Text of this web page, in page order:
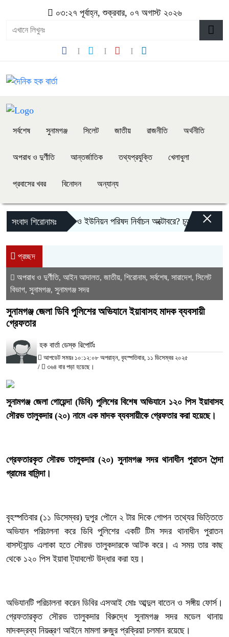
০৩:২৭ পূর্বাহ্ন, শুক্রবার, ০৭ অগাস্ট ২০২৬
সর্বশেষ সুনামগঞ্জ সিলেট জাতীয় রাজনীতি অর্থনীতি
অপরাধ ও দুর্ণীতি আন্তর্জাতিক তথ্যপ্রযুক্তি খেলাধুলা
প্রবাসের খবর বিনোদন অন্যান্য
সংবাদ শিরোনামঃউপজেলা ও ইউনিয়ন পরিষদ নির্বাচন অক্টোবরে? চূড়ান্ত ঘোষণার
×
প্রচ্ছদ
অপরাধ ও দুর্ণীতি, আইন আদালত, জাতীয়, শিরোনাম, সর্বশেষ, সারাদেশ, সিলেট
বিভাগ, সুনামগঞ্জ, সুনামগঞ্জ সদর
সুনামগঞ্জ জেলা ডিবি পুলিশের অভিযানে ইয়াবাসহ মাদক ব্যবসায়ী
গ্রেফতার
হক বার্তা ডেস্ক রিপোর্টঃ
আপডেট সময়ঃ ১০:১২:০৮ অপরাহ্ন, বৃহস্পতিবার, ১১ ডিসেম্বর ২০২৫
/
৩৬৪ বার পড়া হয়েছে।
‎সুনামগঞ্জ জেলা গোয়েন্দা (ডিবি) পুলিশের বিশেষ অভিযানে ১২০ পিস ইয়াবাসহ
সৌরভ তালুকদার (২০) নামে এক মাদক ব্যবসায়ীকে গ্রেফতার করা হয়েছে।
‎গ্রেফতারকৃত সৌরভ তালুকদার (২০) সুনামগঞ্জ সদর থানাধীন পুরাতন পৈন্দা
গ্রামের বাসিন্দা।
‎বৃহস্পতিবার (১১ ডিসেম্বর) দুপুর পৌনে ২ টার দিকে গোপন তথ্যের ভিত্তিতে
অভিযান পরিচালনা করে ডিবি পুলিশের একটি টিম সদর থানাধীন পুরাতন
বাসস্ট্যান্ড এলাকা হতে সৌরভ তালুকদারকে আটক করে। এ সময় তার কাছ
থেকে ১২০ পিস ইয়াবা ট্যাবলেট উদ্ধার করা হয়।
‎অভিযানটি পরিচালনা করেন ডিবির এসআই মোঃ আব্দুল বাতেন ও সঙ্গীয় ফোর্স।
গ্রেফতারকৃত সৌরভ তালুকদার বিরুদ্ধে সুনামগঞ্জ সদর মডেল থানায়
মাদকদ্রব্য নিয়ন্ত্রণ আইনে মামলা রুজুর প্রক্রিয়া চলমান রয়েছে।